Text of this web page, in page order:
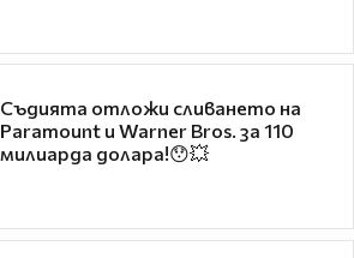
Съдията отложи сливането на
Paramount и Warner Bros. за 110
милиарда долара!😯💥